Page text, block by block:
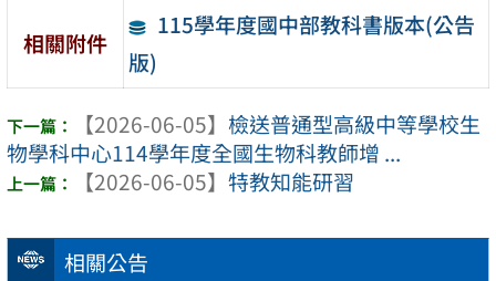
相關公告
相關附件
115學年度國中部教科書版本(公告
版)
【2026-06-05】 檢送普通型高級中等學校生
物學科中心114學年度全國生物科教師增 ...
【2026-06-05】 特教知能研習